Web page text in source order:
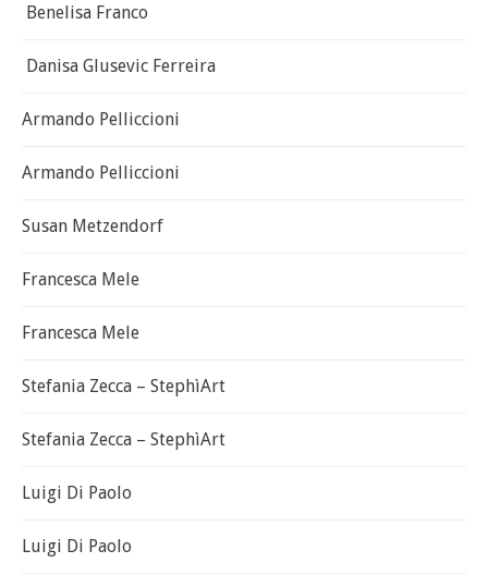
Benelisa Franco
Danisa Glusevic Ferreira
Armando Pelliccioni
Armando Pelliccioni
Susan Metzendorf
Francesca Mele
Francesca Mele
Stefania Zecca – StephìArt
Stefania Zecca – StephìArt
Luigi Di Paolo
Luigi Di Paolo